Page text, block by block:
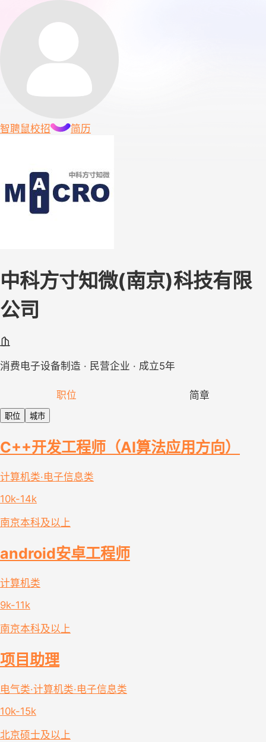
智聘鼠校招 简历
中科方寸知微(南京)科技有限
公司
消费电子设备制造 · 民营企业 · 成立5年
职位 简章
职位 城市
C++开发工程师（AI算法应用方向）
计算机类·电子信息类
10k-14k
南京本科及以上
android安卓工程师
计算机类
9k-11k
南京本科及以上
项目助理
电气类·计算机类·电子信息类
10k-15k
北京硕士及以上